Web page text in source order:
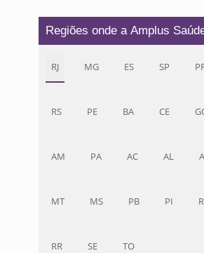
Regiões onde a Amplus
RJ MG ES SP
RS PE BA CE
AM PA AC AL
MT MS PB PI
RR SE TO